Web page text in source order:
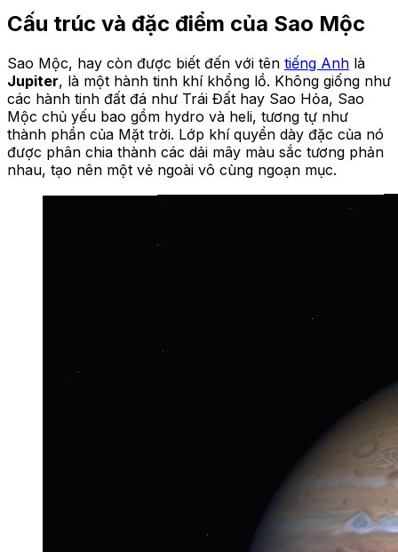
Cấu trúc và đặc điểm của Sao Mộc
Sao Mộc, hay còn được biết đến với tên tiếng Anh là
Jupiter, là một hành tinh khí khổng lồ. Không giống như
các hành tinh đất đá như Trái Đất hay Sao Hỏa, Sao
Mộc chủ yếu bao gồm hydro và heli, tương tự như
thành phần của Mặt trời. Lớp khí quyển dày đặc của nó
được phân chia thành các dải mây màu sắc tương phản
nhau, tạo nên một vẻ ngoài vô cùng ngoạn mục.